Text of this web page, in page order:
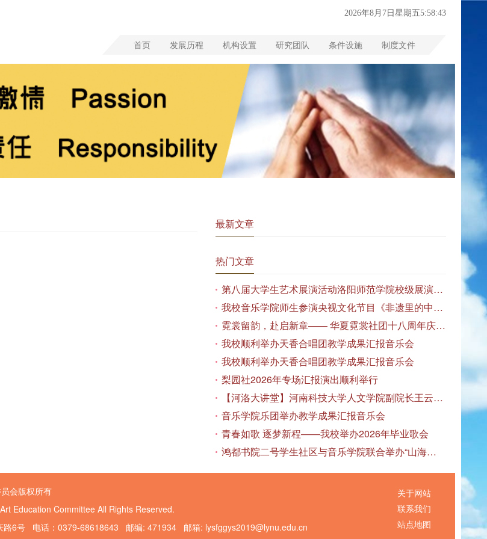
2026年8月7日星期五5:58:44
首页 发展历程 机构设置 研究团队 条件设施 制度文件
最新文章
热门文章
第八届大学生艺术展演活动洛阳师范学院校级展演——艺术作品专场展览在美术与艺术学院顺利开展
我校音乐学院师生参演央视文化节目《非遗里的中国》
霓裳留韵，赴启新章—— 华夏霓裳社团十八周年庆暨毕业季特别演出圆满落幕
我校顺利举办天香合唱团教学成果汇报音乐会
我校顺利举办天香合唱团教学成果汇报音乐会
梨园社2026年专场汇报演出顺利举行
【河洛大讲堂】河南科技大学人文学院副院长王云红教授应邀作专题讲座
音乐学院乐团举办教学成果汇报音乐会
青春如歌 逐梦新程——我校举办2026年毕业歌会
鸿都书院二号学生社区与音乐学院联合举办“山海诗恋”合唱思政汇报音乐会
会版权所有
Education Committee All Rights Reserved.
路6号 电话：0379-68618643 邮编: 471934 邮箱: lysfggys2019@lynu.edu.cn
关于网站
联系我们
站点地图